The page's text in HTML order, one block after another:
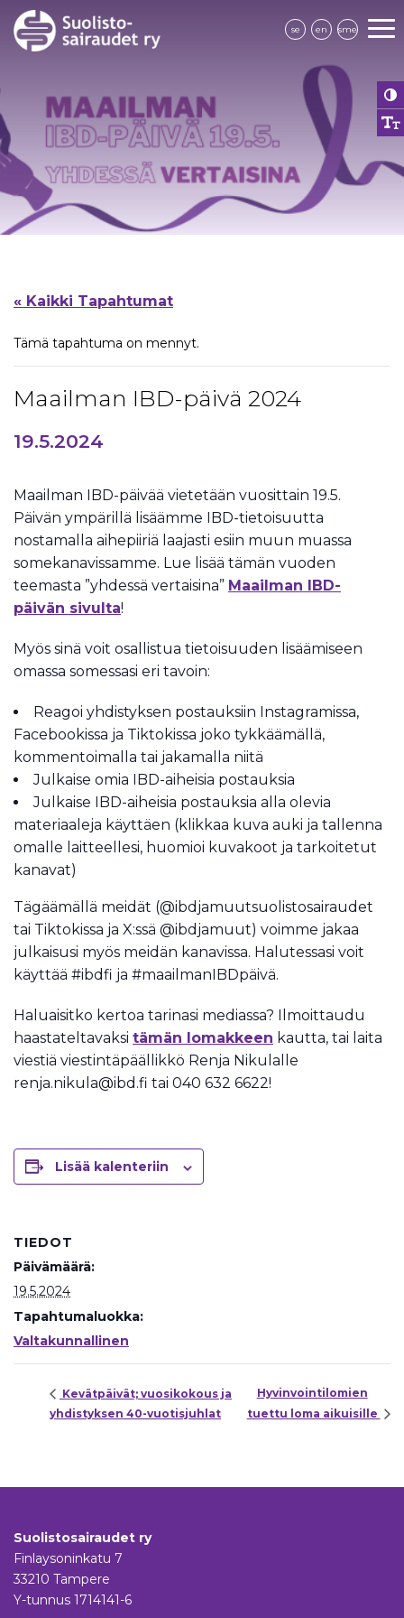
se en sme
« Kaikki Tapahtumat
Tämä tapahtuma on mennyt.
Maailman IBD-päivä 2024
19.5.2024
Maailman IBD-päivää vietetään vuosittain 19.5.
Päivän ympärillä lisäämme IBD-tietoisuutta
nostamalla aihepiiriä laajasti esiin muun muassa
somekanavissamme. Lue lisää tämän vuoden
teemasta ”yhdessä vertaisina” Maailman IBD-
päivän sivulta!
Myös sinä voit osallistua tietoisuuden lisäämiseen
omassa somessasi eri tavoin:
Reagoi yhdistyksen postauksiin Instagramissa,
Facebookissa ja Tiktokissa joko tykkäämällä,
kommentoimalla tai jakamalla niitä
Julkaise omia IBD-aiheisia postauksia
Julkaise IBD-aiheisia postauksia alla olevia
materiaaleja käyttäen (klikkaa kuva auki ja tallenna
omalle laitteellesi, huomioi kuvakoot ja tarkoitetut
kanavat)
Tägäämällä meidät (@ibdjamuutsuolistosairaudet
tai Tiktokissa ja X:ssä @ibdjamuut) voimme jakaa
julkaisusi myös meidän kanavissa. Halutessasi voit
käyttää #ibdfi ja #maailmanIBDpäivä.
Haluaisitko kertoa tarinasi mediassa? Ilmoittaudu
haastateltavaksi tämän lomakkeen kautta, tai laita
viestiä viestintäpäällikkö Renja Nikulalle
renja.nikula@ibd.fi tai 040 632 6622!
Lisää kalenteriin
TIEDOT
Päivämäärä:
19.5.2024
Tapahtumaluokka:
Valtakunnallinen
Kevätpäivät; vuosikokous ja
yhdistyksen 40-vuotisjuhlat
Hyvinvointilomien
tuettu loma aikuisille
Suolistosairaudet ry
Finlaysoninkatu 7
33210 Tampere
Y-tunnus 1714141-6